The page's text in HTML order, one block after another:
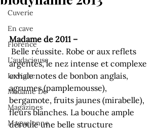
Cuverie
En cave
Florence
L'audacieuse
La vigne
Madame De
Magazines
Maguelonne
Madame de 2011 –
argentés, le nez intense et complexe
exhale notes de bonbon anglais,
agrumes (pamplemousse),
bergamote, fruits jaunes (mirabelle),
fleurs blanches. La bouche ample
déroule une belle structure